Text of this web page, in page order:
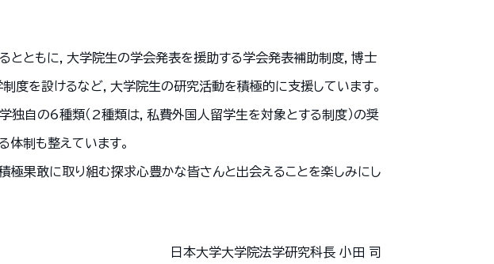
とともに，大学院生の学会発表を援助する学会発表補助制度，博士
度を設けるなど，大学院生の研究活動を積極的に支援しています。
独自の6種類（2種類は，私費外国人留学生を対象とする制度）の奨
体制も整えています。
極果敢に取り組む探求心豊かな皆さんと出会えることを楽しみにし
日本大学大学院法学研究科長 小田 司